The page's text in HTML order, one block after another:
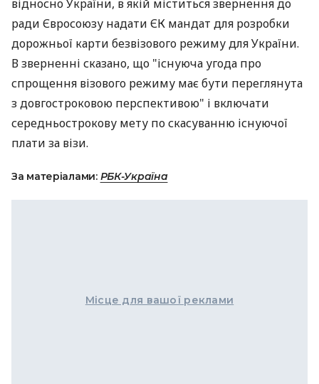
відносно України, в якій міститься звернення до
ради Євросоюзу надати ЄК мандат для розробки
дорожньої карти безвізового режиму для України.
В зверненні сказано, що "існуюча угода про
спрощення візового режиму має бути переглянута
з довгостроковою перспективою" і включати
середньострокову мету по скасуванню існуючої
плати за візи.
За матеріалами: РБК-Україна
Місце для вашої реклами